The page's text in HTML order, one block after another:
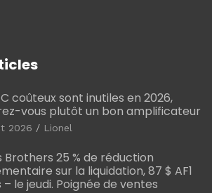
coûteux sont inutiles en 2026,
vous plutôt un bon amplificateur
2026 Lionel
Brothers 25 % de réduction
sur la liquidation, 87 $ AF1
le jeudi. Poignée de ventes